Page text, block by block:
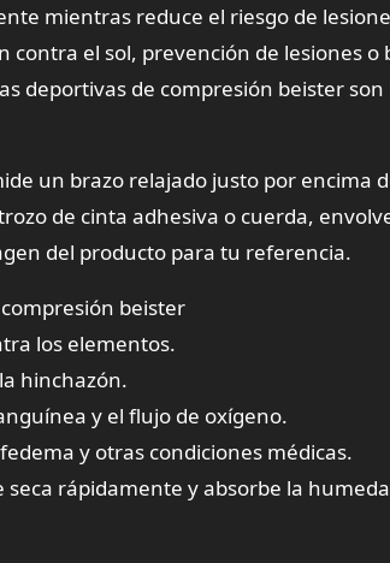
mientras reduce el riesgo de
contra el sol, prevención de lesiones
deportivas de compresión beister
un brazo relajado justo por encima
de cinta adhesiva o cuerda,
del producto para tu referencia.
beister
los elementos.
hinchazón.
y el flujo de oxígeno.
y otras condiciones médicas.
rápidamente y absorbe la